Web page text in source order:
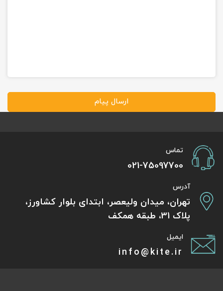
ارسال پیام
تماس
021-75097700
آدرس
تهران، میدان ولیعصر، ابتدای بلوار کشاورز،
پلاک 31، طبقه همکف
ایمیل
info@kite.ir